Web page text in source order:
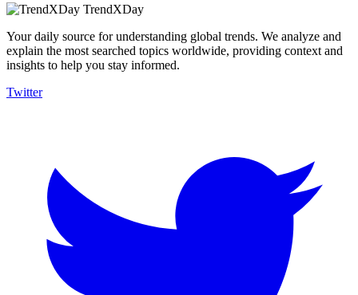
TrendXDay
Your daily source for understanding global trends. We analyze and
explain the most searched topics worldwide, providing context and
insights to help you stay informed.
Twitter